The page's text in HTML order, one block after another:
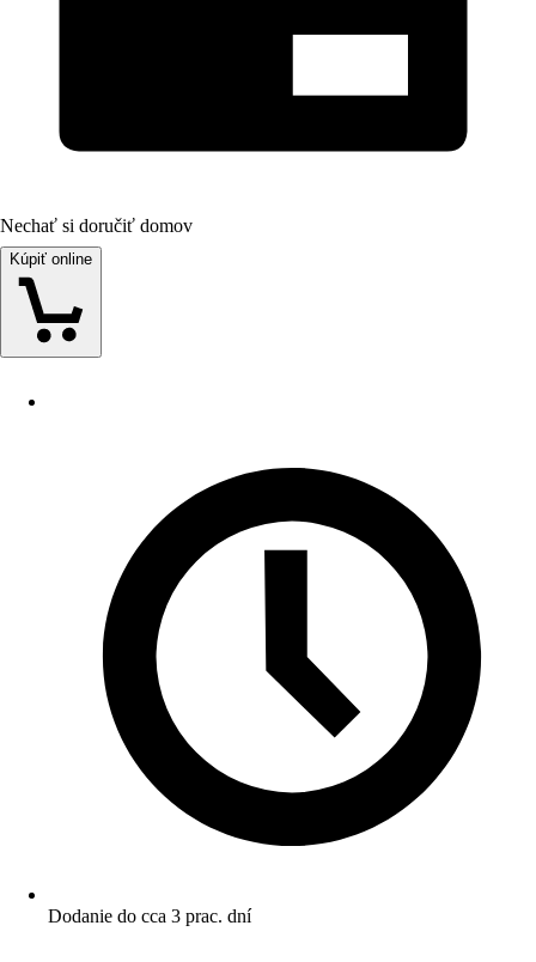
Nechať si doručiť domov
Kúpiť online
Dodanie do cca 3 prac. dní